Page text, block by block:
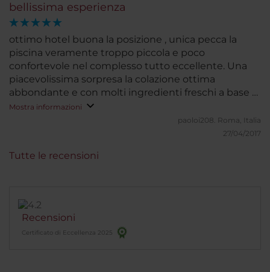
bellissima esperienza
ottimo hotel buona la posizione , unica pecca la
piscina veramente troppo piccola e poco
confortevole nel complesso tutto eccellente. Una
piacevolissima sorpresa la colazione ottima
abbondante e con molti ingredienti freschi a base di
frutta e frullati, succhi.
Mostra informazioni
paoloi208. Roma, Italia
27/04/2017
Recensioni
Certificato di Eccellenza 2025
Tutte le recensioni